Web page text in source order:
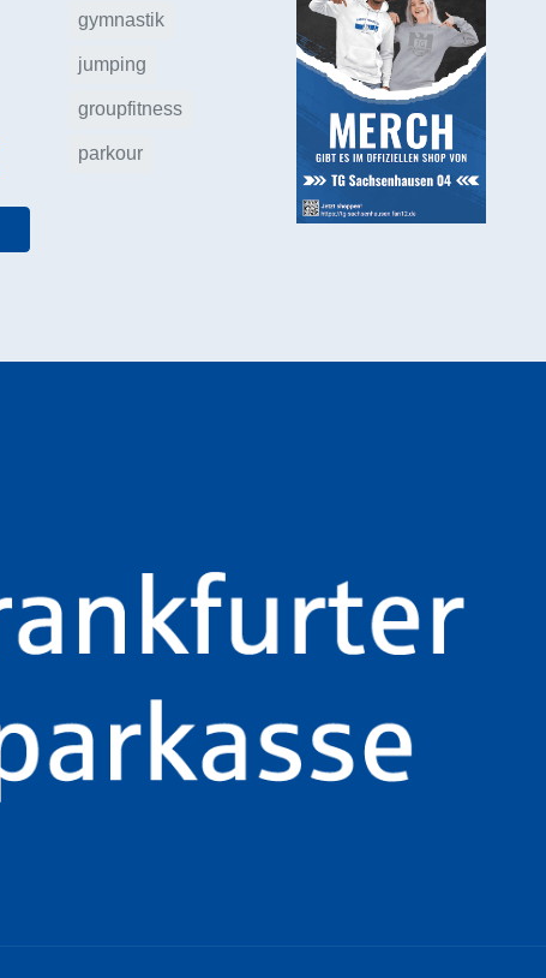
gymnastik
jumping
groupfitness
parkour